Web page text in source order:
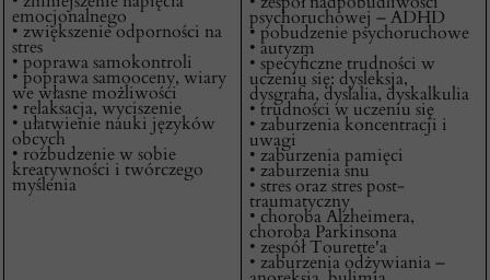
emocjonalnego
• zwiększenie odporności na
stres
• poprawa samokontroli
• poprawa samooceny, wiary
we własne możliwości
• relaksacja, wyciszenie
• ułatwienie nauki języków
obcych
• rozbudzenie w sobie
kreatywności i twórczego
myślenia
psychoruchowej – ADHD
• pobudzenie psychoruchowe
• autyzm
• specyficzne trudności w
uczeniu się: dysleksja,
dysgrafia, dyslalia, dyskalkulia
• trudności w uczeniu się
• zaburzenia koncentracji i
uwagi
• zaburzenia pamięci
• zaburzenia snu
• stres oraz stres post-
traumatyczny
• choroba Alzheimera,
choroba Parkinsona
• zespół Tourette'a
• zaburzenia odżywiania –